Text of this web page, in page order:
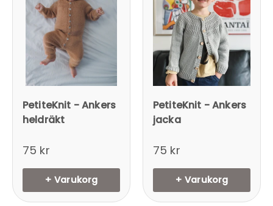
PetiteKnit - Ankers
heldräkt
75 kr
+ Varukorg
PetiteKnit - Ankers
jacka
75 kr
+ Varukorg
Inloggning krävs
Logga in på ditt konto för att lägga till
produkter i din önskelista och se dina
tidigare sparade artiklar.
Inloggning